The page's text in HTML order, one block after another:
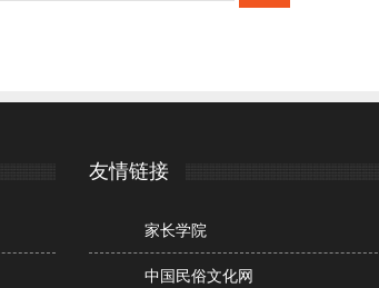
友情链接
家长学院
中国民俗文化网